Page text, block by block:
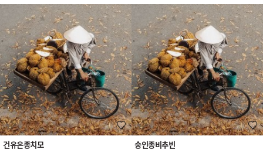
건유은종치모 숭인종비추빈